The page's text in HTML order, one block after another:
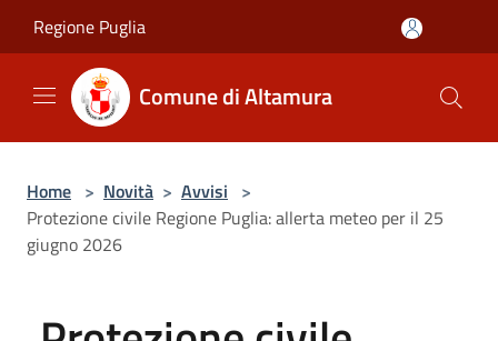
Regione Puglia
Comune di Altamura
Home > Novità > Avvisi >
Protezione civile Regione Puglia: allerta meteo per il 25
giugno 2026